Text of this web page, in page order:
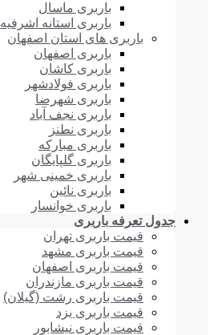
باربری ماسال
باربری استانه اشرفیه
باربری های استان اصفهان
باربری اصفهان
باربری کاشان
باربری فولادشهر
باربری شهرضا
باربری نجف آباد
باربری نطنز
باربری مبارکه
باربری گلپایگان
باربری خمینی شهر
باربری نائین
باربری خوانسار
جدول تعرفه باربری
قیمت باربری تهران
قیمت باربری مشهد
قیمت باربری اصفهان
قیمت باربری مازندران
قیمت باربری رشت (گیلان)
قیمت باربری یزد
قیمت باربری نیشابور